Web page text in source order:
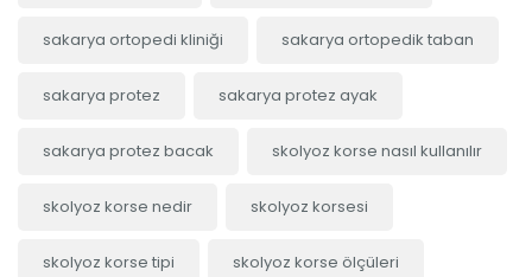
sakarya ortopedi kliniği sakarya ortopedik taban
sakarya protez sakarya protez ayak
sakarya protez bacak skolyoz korse nasıl kullanılır
skolyoz korse nedir skolyoz korsesi
skolyoz korse tipi skolyoz korse ölçüleri